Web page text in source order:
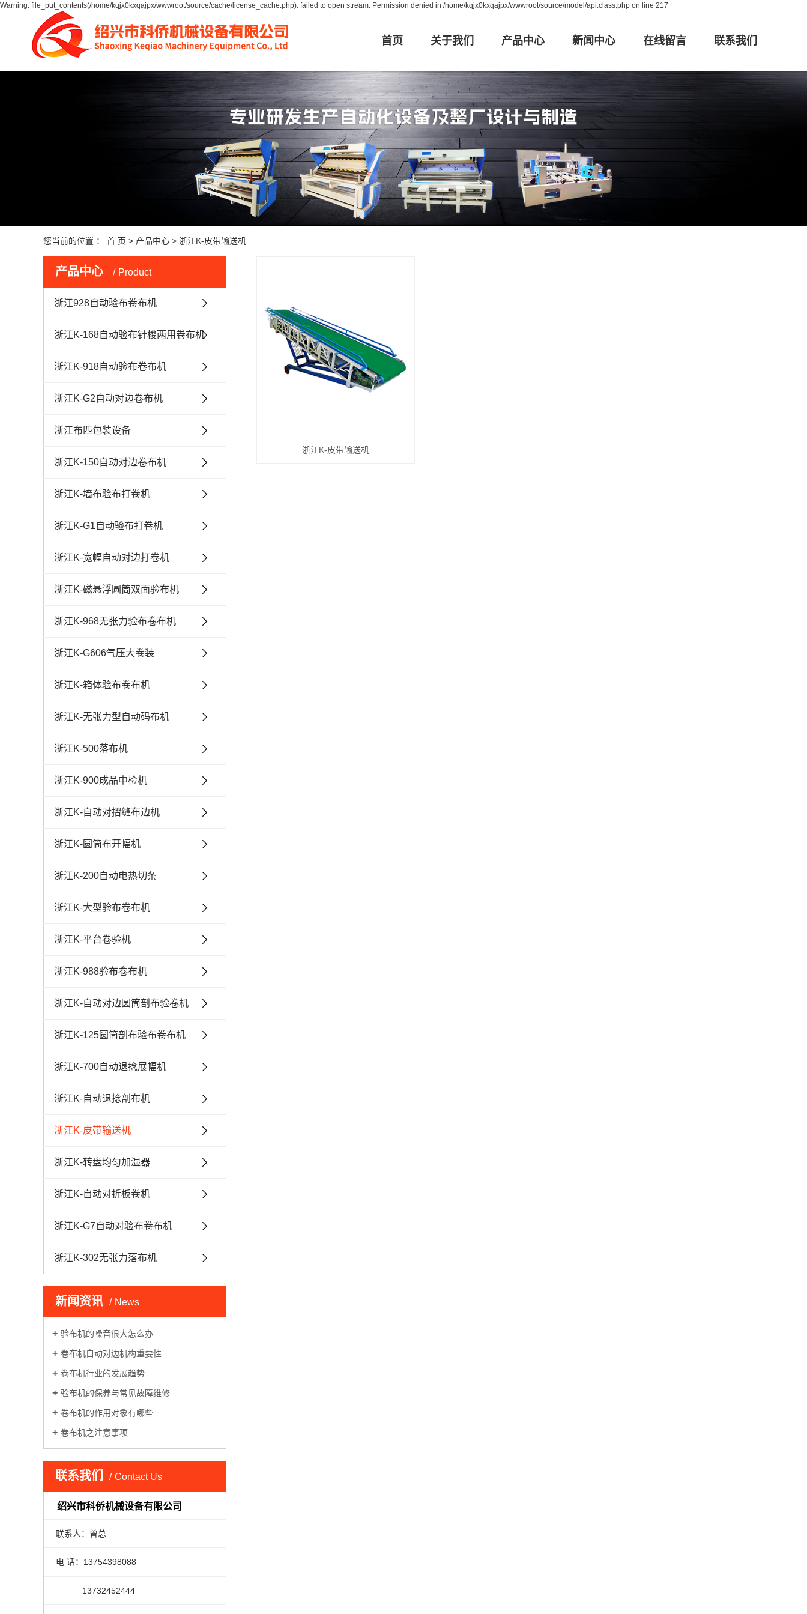
Warning: file_put_contents(/home/kqjx0kxqajpx/wwwroot/source/cache/license_cache.php): failed to open stream: Permission denied in /home/kqjx0kxqajpx/wwwroot/source/model/api.class.php on line 217
首页 关于我们
公司简介
资质荣誉
产品中心
浙江928自动验布卷布机
浙江K-168自动验布针梭两用
卷布机
浙江K-918自动验布卷布机
浙江K-G2自动对边卷布机
浙江布匹包装设备
浙江K-150自动对边卷布机
新闻中心
公司新闻
行业动态
技术问题
在线留言 联系我们
您当前的位置 ： 首 页 > 产品中心 > 浙江K-皮带输送机
产品中心 Product
浙江928自动验布卷布机
浙江K-168自动验布针梭两用卷布机
浙江K-918自动验布卷布机
浙江K-G2自动对边卷布机
浙江布匹包装设备
浙江K-150自动对边卷布机
浙江K-墙布验布打卷机
浙江K-G1自动验布打卷机
浙江K-宽幅自动对边打卷机
浙江K-磁悬浮圆筒双面验布机
浙江K-968无张力验布卷布机
浙江K-G606气压大卷装
浙江K-箱体验布卷布机
浙江K-无张力型自动码布机
浙江K-500落布机
浙江K-900成品中检机
浙江K-自动对摺缝布边机
浙江K-圆筒布开幅机
浙江K-200自动电热切条
浙江K-大型验布卷布机
浙江K-平台卷验机
浙江K-988验布卷布机
浙江K-自动对边圆筒剖布验卷机
浙江K-125圆筒剖布验布卷布机
浙江K-700自动退捻展幅机
浙江K-自动退捻剖布机
浙江K-皮带输送机
浙江K-转盘均匀加湿器
浙江K-自动对折板卷机
浙江K-G7自动对验布卷布机
浙江K-302无张力落布机
新闻资讯 News
验布机的噪音很大怎么办
卷布机自动对边机构重要性
卷布机行业的发展趋势
验布机的保养与常见故障维修
卷布机的作用对象有哪些
卷布机之注意事项
联系我们 Contact Us
绍兴市科侨机械设备有限公司
联系人：曾总
电 话：13754398088
13732452444
浙江K-皮带输送机